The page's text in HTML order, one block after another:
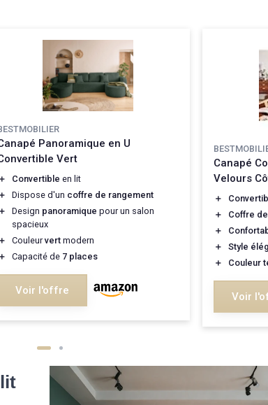
Panoramique en U
Vert
＋ Convertible en lit
＋
Dispose d'un coffre de rangement
＋
Design panoramique pour un salon
spacieux
＋
Couleurvert modern
＋
Capacité de 7 places
Voir l'offre
Canapé
Velours
＋
＋
Coffre
＋
＋
Style
＋
Couleur
Voir